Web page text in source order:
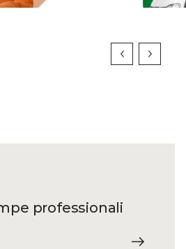
professionali